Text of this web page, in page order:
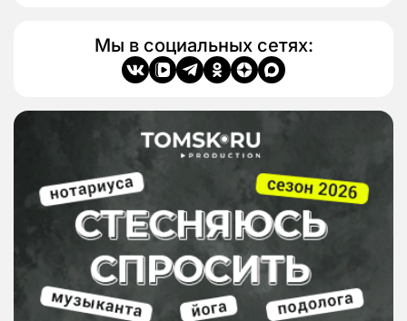
Мы в социальных сетях: